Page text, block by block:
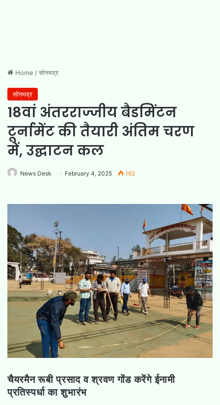
Home /सोनभद्र
सोनभद्र
18वां अंतरराज्जीय बैडमिंटन
टूर्नामेंट की तैयारी अंतिम चरण
में, उद्घाटन कल
News Desk February 4, 2025 162
चैयरमैन रूबी प्रसाद व श्रवण गोंड करेंगे ईनामी
प्रतिस्पर्धा का शुभारंभ